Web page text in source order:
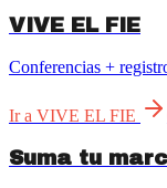
VIVE EL FIE
Conferencias +
Ir a VIVE EL FIE
Suma tu